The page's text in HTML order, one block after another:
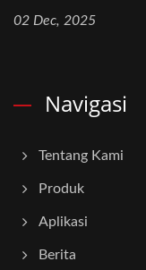
02 Dec, 2025
Navigasi
Tentang Kami
Produk
Aplikasi
Berita